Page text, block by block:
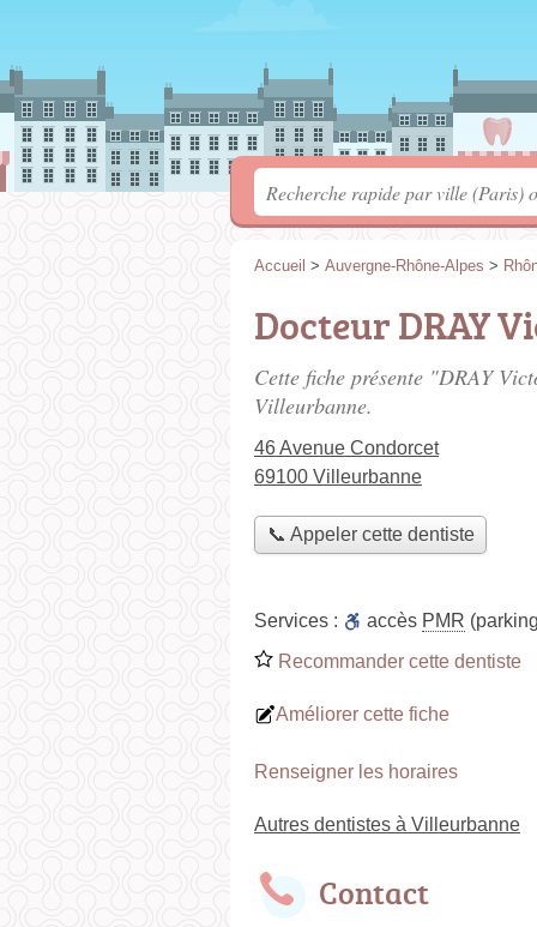
Accueil > Auvergne-Rhône-Alpes >
Docteur DRAY
Cette fiche présente "DRAY
Villeurbanne.
46 Avenue Condorcet
69100 Villeurbanne
📞 Appeler cette dentiste
Services : accès PMR
Recommander cette dentiste
Améliorer cette fiche
Renseigner les horaires
Autres dentistes à Villeurbanne
Contact